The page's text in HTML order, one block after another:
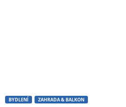
BYDLENÍ ZAHRADA & BALKON